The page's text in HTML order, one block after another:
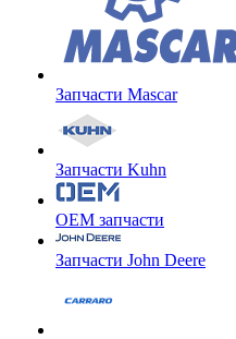
Запчасти Mascar
Запчасти Kuhn
OEM запчасти
Запчасти John Deere